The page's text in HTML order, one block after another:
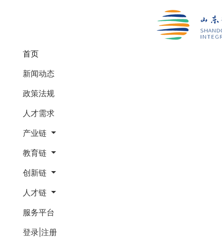
首页(current)
新闻动态
政策法规
人才需求
产业链
教育链
创新链
人才链
服务平台
登录|注册